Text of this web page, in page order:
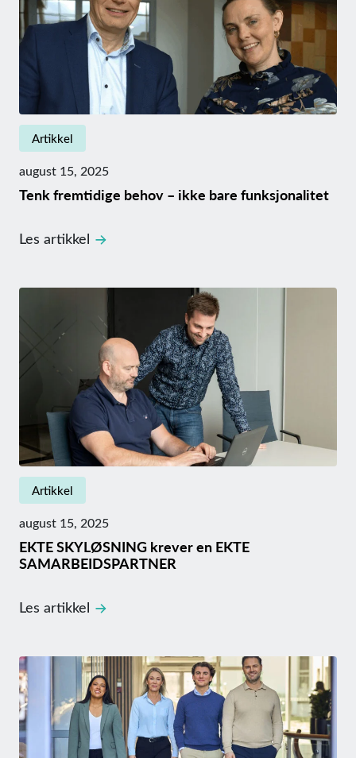
Artikkel
august 15, 2025
Tenk fremtidige behov – ikke bare funksjonalitet
Les artikkel
Artikkel
august 15, 2025
EKTE SKYLØSNING krever en EKTE
SAMARBEIDSPARTNER
Les artikkel